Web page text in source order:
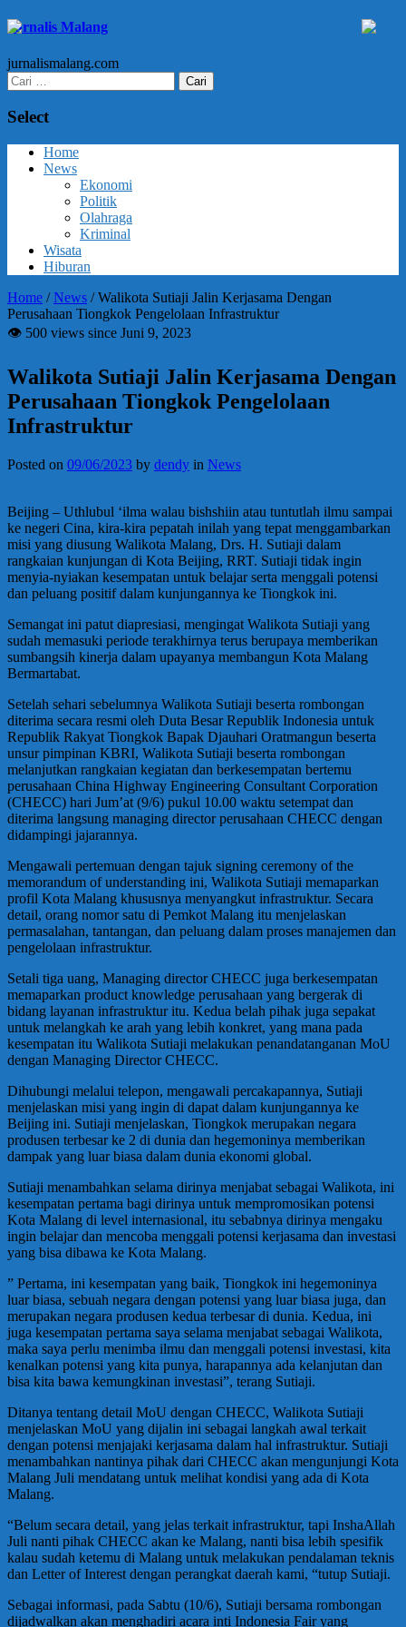
Jurnalis Malang
jurnalismalang.com
Cari
untuk:
Select
Home
News
Ekonomi
Politik
Olahraga
Kriminal
Wisata
Hiburan
Home /News /Walikota Sutiaji Jalin Kerjasama Dengan
Perusahaan Tiongkok Pengelolaan Infrastruktur
👁 500 views since Juni 9, 2023
Walikota Sutiaji Jalin Kerjasama Dengan
Perusahaan Tiongkok Pengelolaan
Infrastruktur
Posted on 09/06/2023 by dendy in News
Beijing – Uthlubul ‘ilma walau bishshiin atau tuntutlah ilmu sampai
ke negeri Cina, kira-kira pepatah inilah yang tepat menggambarkan
misi yang diusung Walikota Malang, Drs. H. Sutiaji dalam
rangkaian kunjungan di Kota Beijing, RRT. Sutiaji tidak ingin
menyia-nyiakan kesempatan untuk belajar serta menggali potensi
dan peluang positif dalam kunjungannya ke Tiongkok ini.
Semangat ini patut diapresiasi, mengingat Walikota Sutiaji yang
sudah memasuki periode terakhirnya terus berupaya memberikan
sumbangsih kinerja dalam upayanya membangun Kota Malang
Bermartabat.
Setelah sehari sebelumnya Walikota Sutiaji beserta rombongan
diterima secara resmi oleh Duta Besar Republik Indonesia untuk
Republik Rakyat Tiongkok Bapak Djauhari Oratmangun beserta
unsur pimpinan KBRI, Walikota Sutiaji beserta rombongan
melanjutkan rangkaian kegiatan dan berkesempatan bertemu
perusahaan China Highway Engineering Consultant Corporation
(CHECC) hari Jum’at (9/6) pukul 10.00 waktu setempat dan
diterima langsung managing director perusahaan CHECC dengan
didampingi jajarannya.
Mengawali pertemuan dengan tajuk signing ceremony of the
memorandum of understanding ini, Walikota Sutiaji memaparkan
profil Kota Malang khususnya menyangkut infrastruktur. Secara
detail, orang nomor satu di Pemkot Malang itu menjelaskan
permasalahan, tantangan, dan peluang dalam proses manajemen dan
pengelolaan infrastruktur.
Setali tiga uang, Managing director CHECC juga berkesempatan
memaparkan product knowledge perusahaan yang bergerak di
bidang layanan infrastruktur itu. Kedua belah pihak juga sepakat
untuk melangkah ke arah yang lebih konkret, yang mana pada
kesempatan itu Walikota Sutiaji melakukan penandatanganan MoU
dengan Managing Director CHECC.
Dihubungi melalui telepon, mengawali percakapannya, Sutiaji
menjelaskan misi yang ingin di dapat dalam kunjungannya ke
Beijing ini. Sutiaji menjelaskan, Tiongkok merupakan negara
produsen terbesar ke 2 di dunia dan hegemoninya memberikan
dampak yang luar biasa dalam dunia ekonomi global.
Sutiaji menambahkan selama dirinya menjabat sebagai Walikota, ini
kesempatan pertama bagi dirinya untuk mempromosikan potensi
Kota Malang di level internasional, itu sebabnya dirinya mengaku
ingin belajar dan mencoba menggali potensi kerjasama dan investasi
yang bisa dibawa ke Kota Malang.
” Pertama, ini kesempatan yang baik, Tiongkok ini hegemoninya
luar biasa, sebuah negara dengan potensi yang luar biasa juga, dan
merupakan negara produsen kedua terbesar di dunia. Kedua, ini
juga kesempatan pertama saya selama menjabat sebagai Walikota,
maka saya perlu menimba ilmu dan menggali potensi investasi, kita
kenalkan potensi yang kita punya, harapannya ada kelanjutan dan
bisa kita bawa kemungkinan investasi”, terang Sutiaji.
Ditanya tentang detail MoU dengan CHECC, Walikota Sutiaji
menjelaskan MoU yang dijalin ini sebagai langkah awal terkait
dengan potensi menjajaki kerjasama dalam hal infrastruktur. Sutiaji
menambahkan nantinya pihak dari CHECC akan mengunjungi Kota
Malang Juli mendatang untuk melihat kondisi yang ada di Kota
Malang.
“Belum secara detail, yang jelas terkait infrastruktur, tapi InshaAllah
Juli nanti pihak CHECC akan ke Malang, nanti bisa lebih spesifik
kalau sudah ketemu di Malang untuk melakukan pendalaman teknis
dan Letter of Interest dengan perangkat daerah kami, “tutup Sutiaji.
Sebagai informasi, pada Sabtu (10/6), Sutiaji bersama rombongan
dijadwalkan akan menghadiri acara inti Indonesia Fair yang